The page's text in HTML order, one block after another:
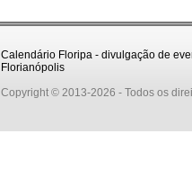
Calendário Floripa - divulgação de
Florianópolis
Copyright © 2013-2026 - Todos os